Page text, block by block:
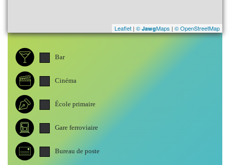
Leaflet | © JawgMaps | © OpenStreetMap
Bar
Cinéma
École primaire
Gare ferroviaire
Bureau de poste